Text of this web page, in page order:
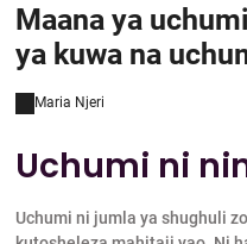
Maana ya
ya kuwa na
Maria Njeri
Uchumi ni
Uchumi ni jumla ya shughuli